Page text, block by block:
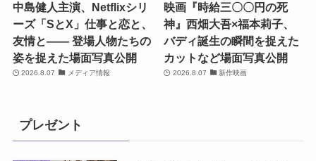
中島健人主演、Netflixシリ
ーズ「SとX」仕事と恋と、
友情と―― 登場人物たちの
姿を捉えた場面写真公開
2026.8.07 メディア情報
映画『時給三〇〇円の死
神』西畑大吾×福本莉子、
バディ誕生の瞬間を捉えた
カットなど場面写真公開
2026.8.07 新作映画
プレゼント